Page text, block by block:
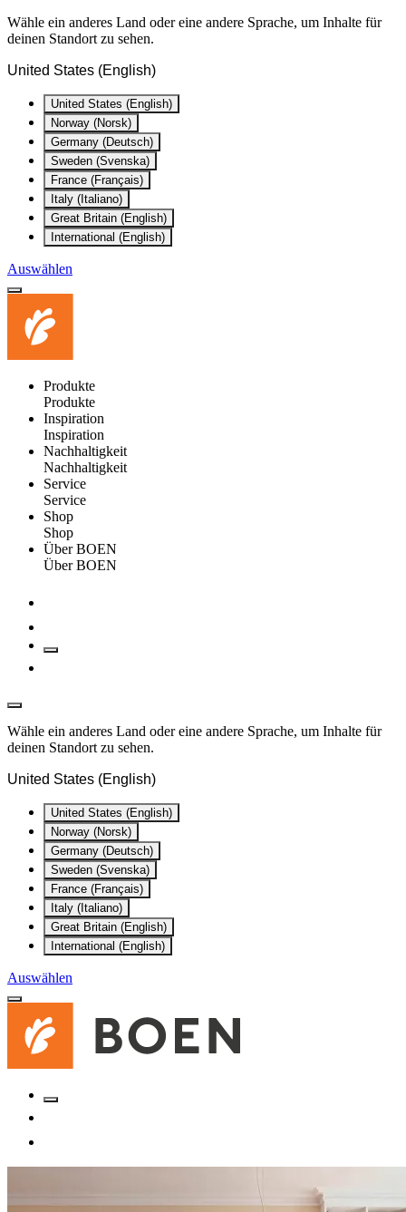
Wähle ein anderes Land oder eine andere Sprache, um Inhalte für
deinen Standort zu sehen.
United States (English)
United States (English)
Norway (Norsk)
Germany (Deutsch)
Sweden (Svenska)
France (Français)
Italy (Italiano)
Great Britain (English)
International (English)
Auswählen
Produkte
Produkte
Inspiration
Inspiration
Nachhaltigkeit
Nachhaltigkeit
Service
Service
Shop
Shop
Über BOEN
Über BOEN
Wähle ein anderes Land oder eine andere Sprache, um Inhalte für
deinen Standort zu sehen.
United States (English)
United States (English)
Norway (Norsk)
Germany (Deutsch)
Sweden (Svenska)
France (Français)
Italy (Italiano)
Great Britain (English)
International (English)
Auswählen